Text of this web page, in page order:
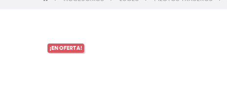
¡EN OFERTA!